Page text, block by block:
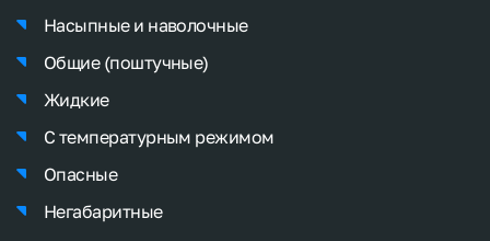
отслеживать автомобильную перевозку груза в
постоянной связи с водителем для принятия
оперативных управленческих решений, возможных
изменений маршрутов
VIKUD EXPRESS – это простые и быстрые решения
различных логистических задач. Вы еще не
официальном сайте компании и специалисты VIKUD
Насыпные и наволочные
Общие (поштучные)
Жидкие
С температурным режимом
Опасные
Негабаритные